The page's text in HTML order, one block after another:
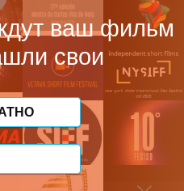
ваш фильм
свои